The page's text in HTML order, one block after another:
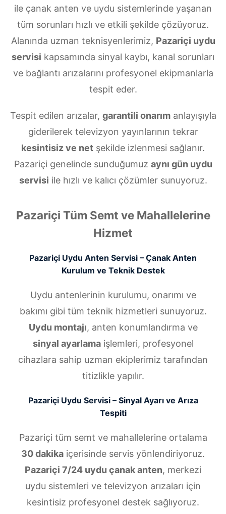
ile çanak anten ve uydu sistemlerinde yaşanan
tüm sorunları hızlı ve etkili şekilde çözüyoruz.
Alanında uzman teknisyenlerimiz, Pazariçi uydu
servisi kapsamında sinyal kaybı, kanal sorunları
ve bağlantı arızalarını profesyonel ekipmanlarla
tespit eder.
Tespit edilen arızalar, garantili onarımanlayışıyla
giderilerek televizyon yayınlarının tekrar
kesintisiz ve net şekilde izlenmesi sağlanır.
Pazariçi genelinde sunduğumuz aynı gün uydu
servisi ile hızlı ve kalıcı çözümler sunuyoruz.
Pazariçi Tüm Semt ve Mahallelerine
Hizmet
Pazariçi Uydu Anten Servisi – Çanak Anten
Kurulum ve Teknik Destek
Uydu antenlerinin kurulumu, onarımı ve
bakımı gibi tüm teknik hizmetleri sunuyoruz.
Uydu montajı, anten konumlandırma ve
sinyal ayarlamaişlemleri, profesyonel
cihazlara sahip uzman ekiplerimiz tarafından
titizlikle yapılır.
Pazariçi Uydu Servisi – Sinyal Ayarı ve Arıza
Tespiti
Pazariçi tüm semt ve mahallelerine ortalama
30 dakika içerisinde servis yönlendiriyoruz.
Pazariçi 7/24 uydu çanak anten, merkezi
uydu sistemleri ve televizyon arızaları için
kesintisiz profesyonel destek sağlıyoruz.